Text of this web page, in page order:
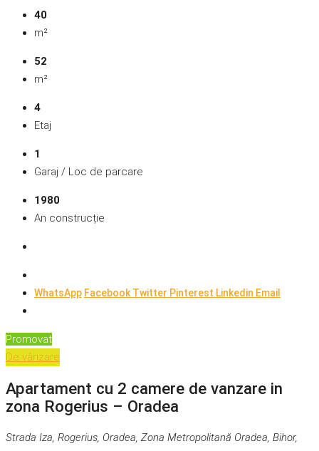
40
m²
52
m²
4
Etaj
1
Garaj / Loc de parcare
1980
An construcție
WhatsApp FacebookTwitter Pinterest Linkedin Email
Promovat
De vânzare
Apartament cu 2 camere de vanzare in
zona Rogerius – Oradea
Strada Iza, Rogerius, Oradea, Zona Metropolitană Oradea, Bihor,